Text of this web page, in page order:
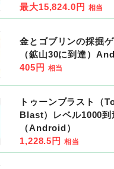
最大15,824.0円 相当
金とゴブリンの採掘
（鉱山30に到達）
405円 相当
トゥーンブラスト（
Blast）レベル1000到
（Android）
1,228.5円 相当